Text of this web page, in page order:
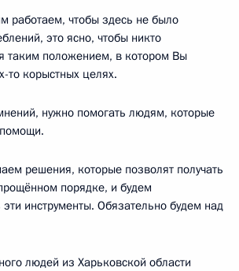
работаем, чтобы здесь не было
это ясно, чтобы никто
таким положением, в котором Вы
то корыстных целях.
нужно помогать людям, которые
решения, которые позволят получать
порядке, и будем
инструменты. Обязательно будем над
людей из Харьковской области